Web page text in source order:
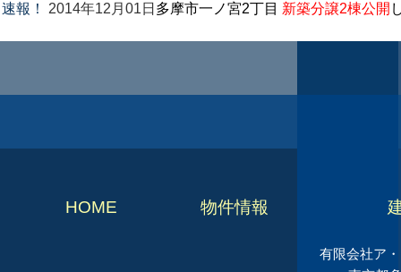
速報！ 2014年12月01日 多摩市一ノ宮2丁目 新築分譲2棟公開
HOME 物件情報
有限会社ア